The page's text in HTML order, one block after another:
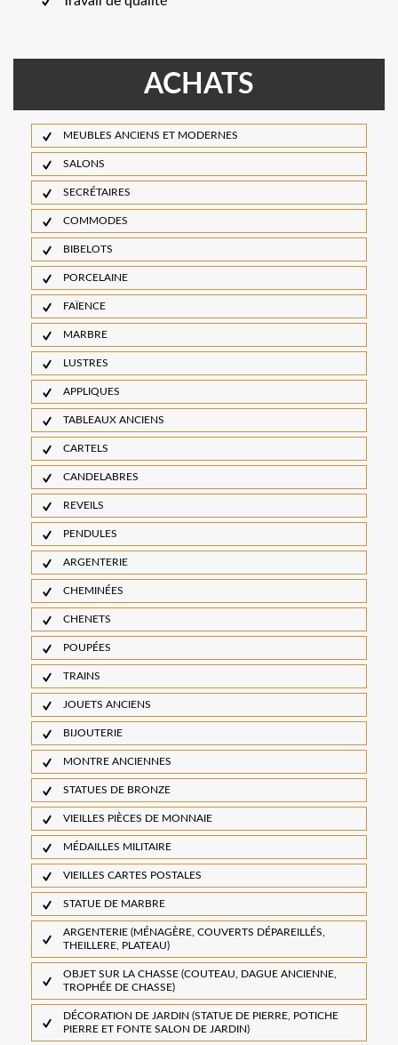
ACHATS
MEUBLES ANCIENS ET MODERNES
SALONS
SECRÉTAIRES
COMMODES
BIBELOTS
PORCELAINE
FAÏENCE
MARBRE
LUSTRES
APPLIQUES
TABLEAUX ANCIENS
CARTELS
CANDELABRES
REVEILS
PENDULES
ARGENTERIE
CHEMINÉES
CHENETS
POUPÉES
TRAINS
JOUETS ANCIENS
BIJOUTERIE
MONTRE ANCIENNES
STATUES DE BRONZE
VIEILLES PIÈCES DE MONNAIE
MÉDAILLES MILITAIRE
VIEILLES CARTES POSTALES
STATUE DE MARBRE
ARGENTERIE (MÉNAGÈRE, COUVERTS DÉPAREILLÉS,
THEILLERE, PLATEAU)
OBJET SUR LA CHASSE (COUTEAU, DAGUE ANCIENNE,
TROPHÉE DE CHASSE)
DÉCORATION DE JARDIN (STATUE DE PIERRE, POTICHE
PIERRE ET FONTE SALON DE JARDIN)